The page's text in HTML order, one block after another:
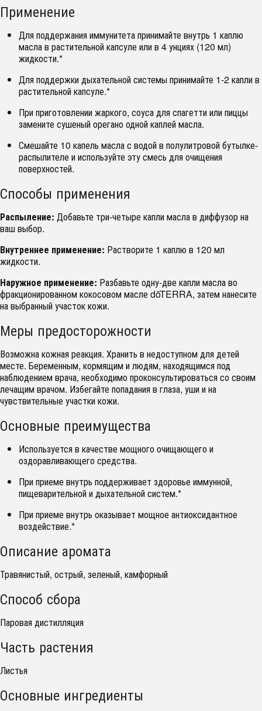
Применение
Для поддержания иммунитета принимайте внутрь 1 каплю
масла в растительной капсуле или в 4 унциях (120 мл)
жидкости.*
Для поддержки дыхательной системы принимайте 1-2 капли в
растительной капсуле.*
При приготовлении жаркого, соуса для спагетти или пиццы
замените сушеный орегано одной каплей масла.
Смешайте 10 капель масла с водой в полулитровой бутылке-
распылителе и используйте эту смесь для очищения
поверхностей.
Способы применения
Распыление: Добавьте три-четыре капли масла в диффузор на
ваш выбор.
Внутреннее применение: Растворите 1 каплю в 120 мл
жидкости.
Наружное применение: Разбавьте одну-две капли масла во
фракционированном кокосовом масле dōTERRA, затем нанесите
на выбранный участок кожи.
Меры предосторожности
Возможна кожная реакция. Хранить в недоступном для детей
месте. Беременным, кормящим и людям, находящимся под
наблюдением врача, необходимо проконсультироваться со своим
лечащим врачом. Избегайте попадания в глаза, уши и на
чувствительные участки кожи.
Основные преимущества
Используется в качестве мощного очищающего и
оздоравливающего средства.
При приеме внутрь поддерживает здоровье иммунной,
пищеварительной и дыхательной систем.*
При приеме внутрь оказывает мощное антиоксидантное
воздействие.*
Описание аромата
Травянистый, острый, зеленый, камфорный
Способ сбора
Паровая дистилляция
Часть растения
Листья
Основные ингредиенты